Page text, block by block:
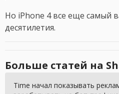
Но iPhone 4 все еще самый
десятилетия.
Больше статей на
Time начал показывать